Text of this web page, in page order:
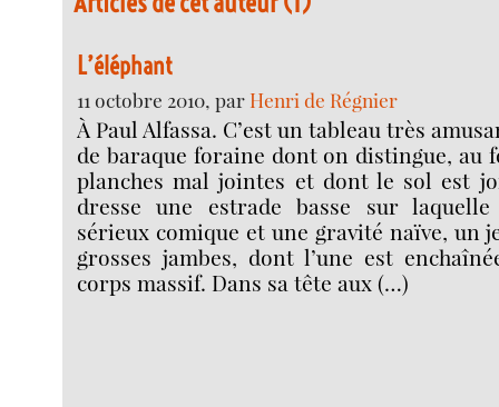
L’éléphant
11 octobre 2010, parHenri de Régnier
À Paul Alfassa. C’est un tableau très
de baraque foraine dont on distingue, au
planches mal jointes et dont le sol est
dresse une estrade basse sur
sérieux comique et une gravité naïve, un
grosses jambes, dont l’une est
corps massif. Dans sa tête aux (…)